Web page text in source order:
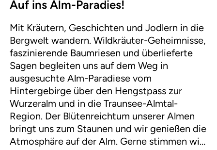
Auf ins Alm-Paradies!
Mit Kräutern, Geschichten und Jodlern in die
Bergwelt wandern. Wildkräuter-Geheimnisse,
faszinierende Baumriesen und überlieferte
Sagen begleiten uns auf dem Weg in
ausgesuchte Alm-Paradiese vom
Hintergebirge über den Hengstpass zur
Wurzeralm und in die Traunsee-Almtal-
Region. Der Blütenreichtum unserer Almen
bringt uns zum Staunen und wir genießen die
Atmosphäre auf der Alm. Gerne stimmen wir